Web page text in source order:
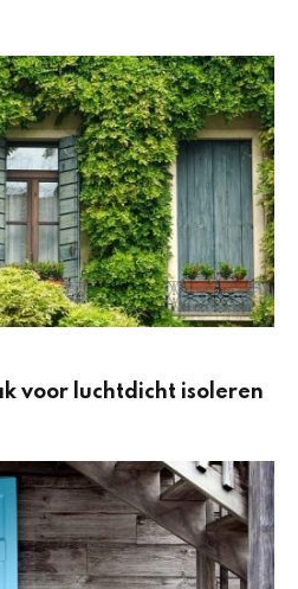
voor luchtdicht isoleren